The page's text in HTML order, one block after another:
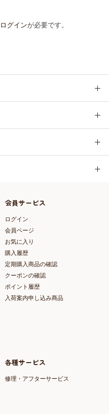
ログインが必要です。
会員サービス
ログイン
会員ページ
お気に入り
購入履歴
定期購入商品の確認
クーポンの確認
ポイント履歴
入荷案内申し込み商品
各種サービス
修理・アフターサービス